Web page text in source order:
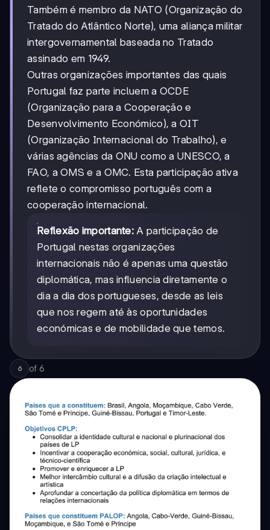
Também é membro da NATO (Organização do
Tratado do Atlântico Norte), uma aliança militar
intergovernamental baseada no Tratado
assinado em 1949.
Outras organizações importantes das quais
Portugal faz parte incluem a OCDE
(Organização para a Cooperação e
Desenvolvimento Económico), a OIT
(Organização Internacional do Trabalho), e
várias agências da ONU como a UNESCO, a
FAO, a OMS e a OMC. Esta participação ativa
reflete o compromisso português com a
cooperação internacional.
Reflexão importante: A participação de
Portugal nestas organizações
internacionais não é apenas uma questão
diplomática, mas influencia diretamente o
dia a dia dos portugueses, desde as leis
que nos regem até às oportunidades
económicas e de mobilidade que temos.
6 of 6